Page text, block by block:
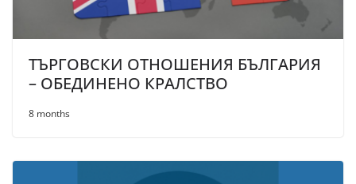
ТЪРГОВСКИ ОТНОШЕНИЯ БЪЛГАРИЯ
– ОБЕДИНЕНО КРАЛСТВО
8 months